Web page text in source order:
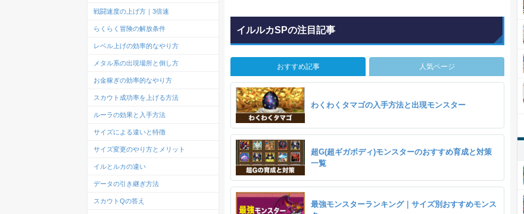
イルルカSPの注目記事
おすすめ記事 人気ページ
わくわくタマゴの入手方法と出現モンスター
超G(超ギガボディ)モンスターのおすすめ育成と対策
一覧
最強モンスターランキング｜サイズ別おすすめモンス
戦闘速度の上げ方｜3倍速
らくらく冒険の解放条件
レベル上げの効率的なやり方
メタル系の出現場所と倒し方
お金稼ぎの効率的なやり方
スカウト成功率を上げる方法
ルーラの効果と入手方法
サイズによる違いと特徴
サイズ変更のやり方とメリット
イルとルカの違い
データの引き継ぎ方法
スカウトQの答え